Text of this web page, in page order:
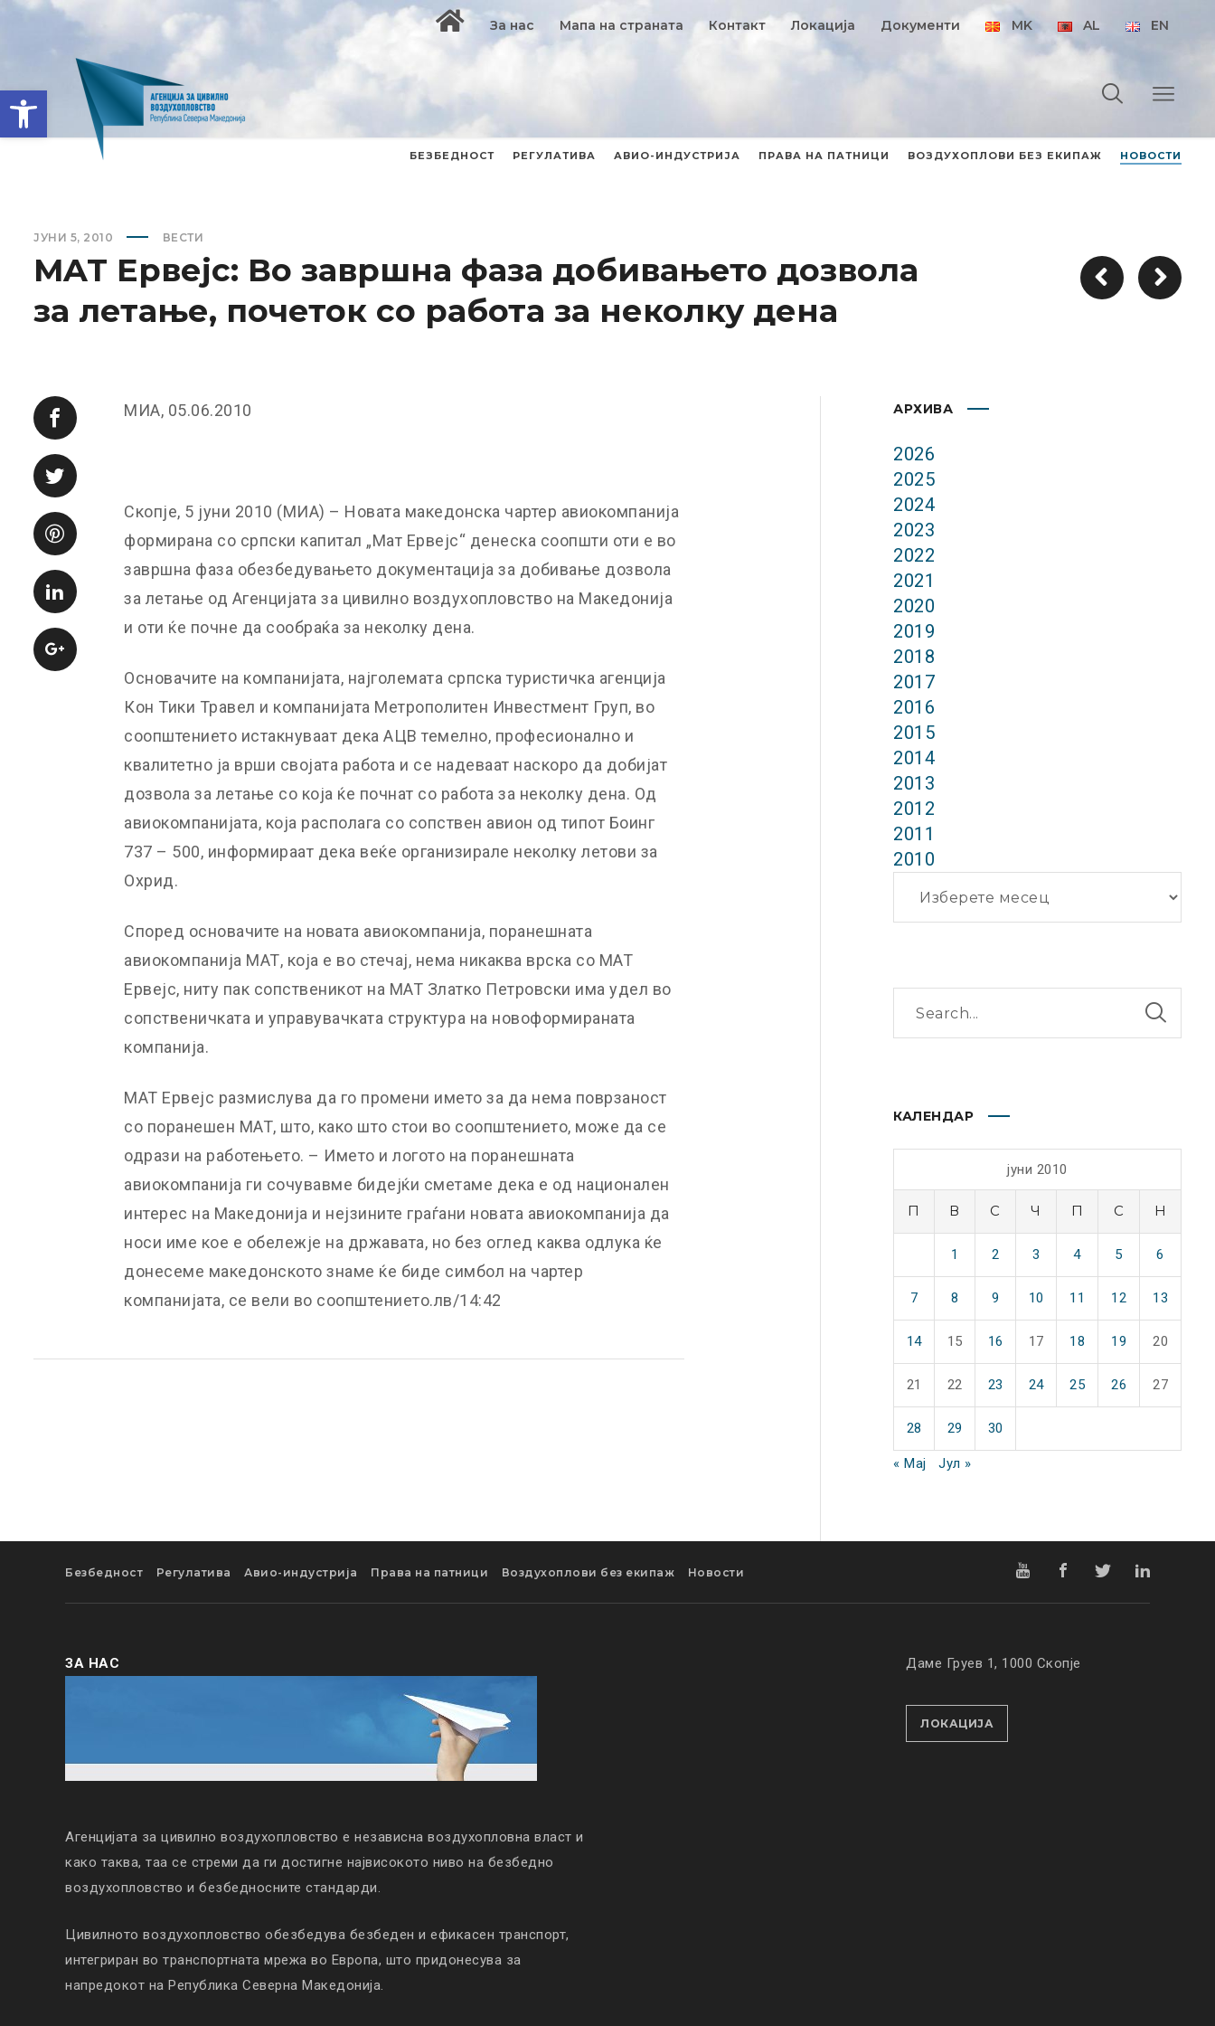
Open toolbar
За нас Мапа на страната Контакт Локација Документи MK AL EN
БЕЗБЕДНОСТ РЕГУЛАТИВА АВИО-ИНДУСТРИЈА ПРАВА НА ПАТНИЦИ ВОЗДУХОПЛОВИ БЕЗ ЕКИПАЖ НОВОСТИ
ЈУНИ 5, 2010 ВЕСТИ
MAT Ервејс: Во завршна фаза добивањето дозвола
за летање, почеток со работа за неколку дена
МИА, 05.06.2010
Скопје, 5 јуни 2010 (МИА) – Новата македонска чартер авиокомпанија
формирана со српски капитал „Мат Ервејс“ денеска соопшти оти е во
завршна фаза обезбедувањето документација за добивање дозвола
за летање од Агенцијата за цивилно воздухопловство на Македонија
и оти ќе почне да сообраќа за неколку дена.
Основачите на компанијата, најголемата српска туристичка агенција
Кон Тики Травел и компанијата Метрополитен Инвестмент Груп, во
соопштението истакнуваат дека АЦВ темелно, професионално и
квалитетно ја врши својата работа и се надеваат наскоро да добијат
дозвола за летање со која ќе почнат со работа за неколку дена. Од
авиокомпанијата, која располага со сопствен авион од типот Боинг
737 – 500, информираат дека веќе организирале неколку летови за
Охрид.
Според основачите на новата авиокомпанија, поранешната
авиокомпанија МАТ, која е во стечај, нема никаква врска со МАТ
Ервејс, ниту пак сопственикот на МАТ Златко Петровски има удел во
сопственичката и управувачката структура на новоформираната
компанија.
МАТ Ервејс размислува да го промени името за да нема поврзаност
со поранешен МАТ, што, како што стои во соопштението, може да се
одрази на работењето. – Името и логото на поранешната
авиокомпанија ги сочувавме бидејќи сметаме дека е од национален
интерес на Македонија и нејзините граѓани новата авиокомпанија да
носи име кое е обележје на државата, но без оглед каква одлука ќе
донесеме македонското знаме ќе биде симбол на чартер
компанијата, се вели во соопштението.лв/14:42
АРХИВА
2026
2025
2024
2023
2022
2021
2020
2019
2018
2017
2016
2015
2014
2013
2012
2011
2010
КАЛЕНДАР
јуни 2010
П В С Ч П С Н
1 2 3 4 5 6
7 8 9 10 11 12 13
14 15 16 17 18 19 20
21 22 23 24 25 26 27
28 29 30
« Мај Јул »
Безбедност Регулатива Авио-индустрија Права на патници Воздухоплови без екипаж Новости
ЗА НАС
Агенцијата за цивилно воздухопловство е независна воздухопловна власт и
како таква, таа се стреми да ги достигне највисокото ниво на безбедно
воздухопловство и безбедносните стандарди.
Цивилното воздухопловство обезбедува безбеден и ефикасен транспорт,
интегриран во транспортната мрежа во Европа, што придонесува за
напредокот на Република Северна Македонија.
Даме Груев 1, 1000 Скопје
ЛОКАЦИЈА